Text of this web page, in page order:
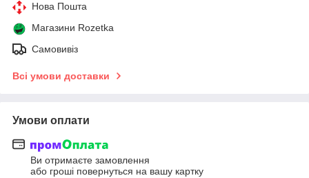
Нова Пошта
Магазини Rozetka
Самовивіз
Всі умови доставки
Умови оплати
Ви отримаєте замовлення
або гроші повернуться на вашу картку